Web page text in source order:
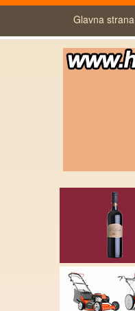
Glavna strana